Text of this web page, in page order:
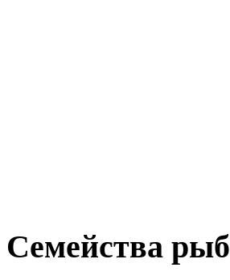
Семейства рыб